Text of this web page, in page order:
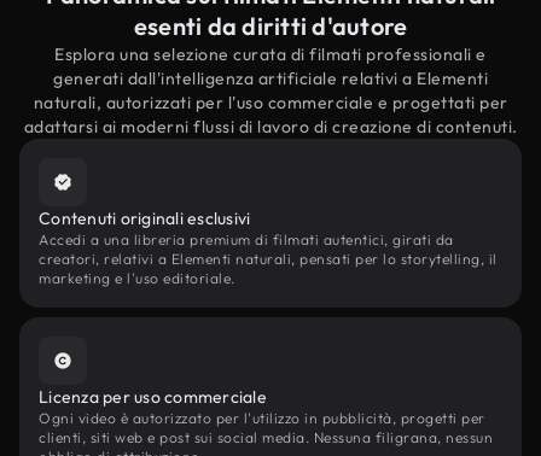
esenti da diritti d'autore
Esplora una selezione curata di filmati professionali e
generati dall'intelligenza artificiale relativi a Elementi
naturali, autorizzati per l'uso commerciale e progettati per
adattarsi ai moderni flussi di lavoro di creazione di contenuti.
Contenuti originali esclusivi
Accedi a una libreria premium di filmati autentici, girati da
creatori, relativi a Elementi naturali, pensati per lo storytelling, il
marketing e l'uso editoriale.
Licenza per uso commerciale
Ogni video è autorizzato per l'utilizzo in pubblicità, progetti per
clienti, siti web e post sui social media. Nessuna filigrana, nessun